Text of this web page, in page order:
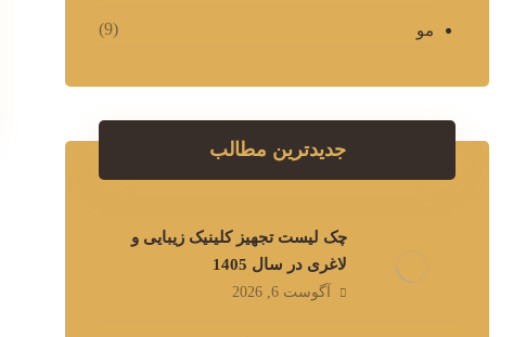
مو (9)
جدیدترین مطالب
چک لیست تجهیز کلینیک زیبایی و
لاغری در سال 1405
آگوست 6, 2026